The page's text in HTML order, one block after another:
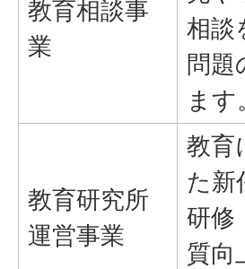
教育相談事
業
相談
問題
ます
教育研究所
運営事業
教育
た新
研修
質向